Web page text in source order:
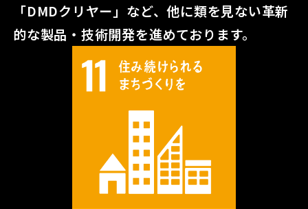
「DMDクリヤー」など、他に類を見ない革新
的な製品・技術開発を進めております。